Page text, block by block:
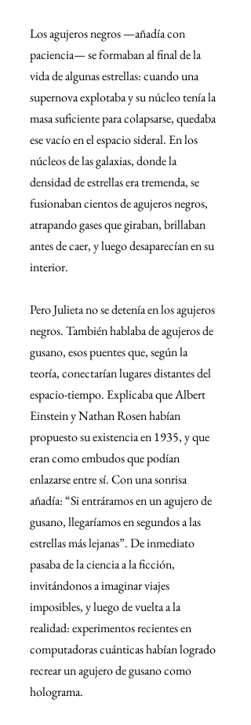
Los agujeros negros —añadía con
paciencia— se formaban al final de la
vida de algunas estrellas: cuando una
supernova explotaba y su núcleo tenía la
masa suficiente para colapsarse, quedaba
ese vacío en el espacio sideral. En los
núcleos de las galaxias, donde la
densidad de estrellas era tremenda, se
fusionaban cientos de agujeros negros,
atrapando gases que giraban, brillaban
antes de caer, y luego desaparecían en su
interior.
Pero Julieta no se detenía en los agujeros
negros. También hablaba de agujeros de
gusano, esos puentes que, según la
teoría, conectarían lugares distantes del
espacio-tiempo. Explicaba que Albert
Einstein y Nathan Rosen habían
propuesto su existencia en 1935, y que
eran como embudos que podían
enlazarse entre sí. Con una sonrisa
añadía: “Si entráramos en un agujero de
gusano, llegaríamos en segundos a las
estrellas más lejanas”. De inmediato
pasaba de la ciencia a la ficción,
invitándonos a imaginar viajes
imposibles, y luego de vuelta a la
realidad: experimentos recientes en
computadoras cuánticas habían logrado
recrear un agujero de gusano como
holograma.